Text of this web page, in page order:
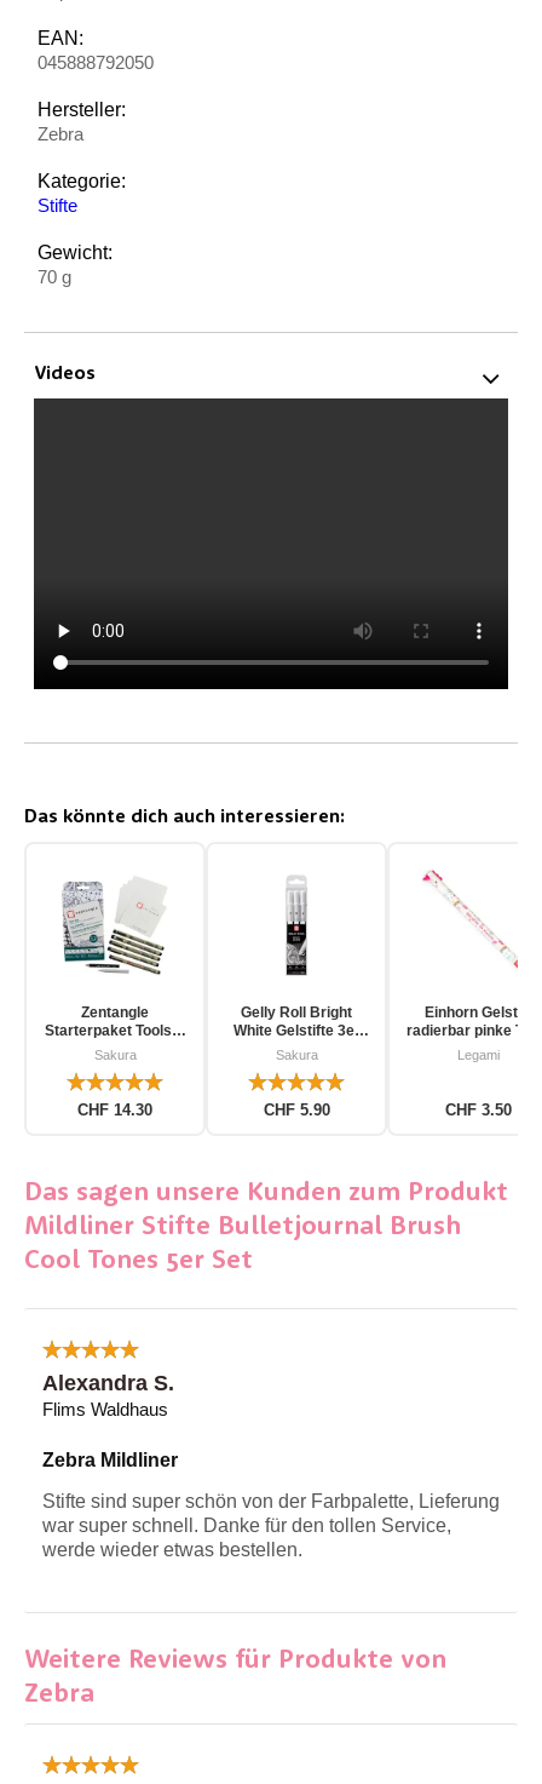
EAN:
045888792050
Hersteller:
Zebra
Kategorie:
Stifte
Gewicht:
70 g
Videos
Das könnte dich auch interessieren:
Zentangle
Starterpaket Toolset
für Einsteiger 12-
Sakura
CHF 14.30
Gelly Roll Bright
White Gelstifte 3er
Pack
Sakura
CHF 5.90
Einhorn Gelstift
radierbar pinke
Legami
CHF 3.50
Das sagen unsere Kunden zum Produkt
Mildliner Stifte Bulletjournal Brush
Cool Tones 5er Set
Alexandra S.
Flims Waldhaus
Zebra Mildliner
Stifte sind super schön von der Farbpalette, Lieferung
war super schnell. Danke für den tollen Service,
werde wieder etwas bestellen.
Weitere Reviews für Produkte von
Zebra